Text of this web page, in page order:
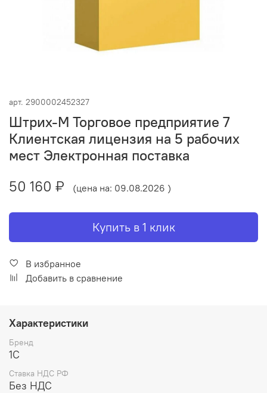
арт. 2900002452327
Штрих-М Торговое предприятие 7
Клиентская лицензия на 5 рабочих
мест Электронная поставка
50 160 ₽
(цена на: 09.08.2026 )
Купить в 1 клик
В избранное
Добавить в сравнение
Характеристики
Бренд
1С
Ставка НДС РФ
Без НДС